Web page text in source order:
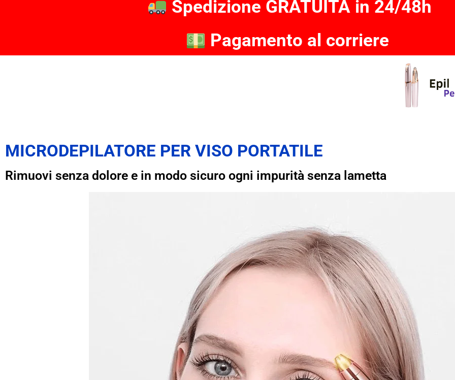
Spedizione GRATUITA in 24/48h
Pagamento al corriere
MICRODEPILATORE PER VISO PORTATILE
Rimuovi senza dolore e in modo sicuro ogni impurità senza lametta